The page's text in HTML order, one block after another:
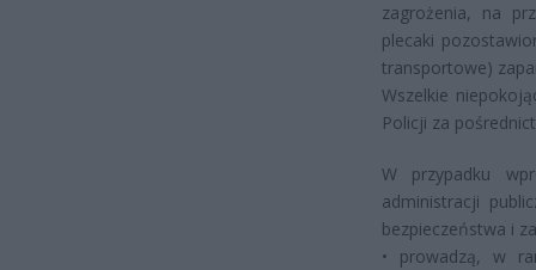
zagrożenia, na
plecaki
transportowe)
Wszelkie
Policji za
W przypadku
administracji
bezpieczeństwa i
• prowadzą, w